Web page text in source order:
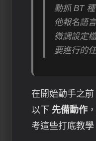
動抓 BT
他報名語
微調設定
要進行的
在開始動手之
以下 先備動作
考這些打底教學